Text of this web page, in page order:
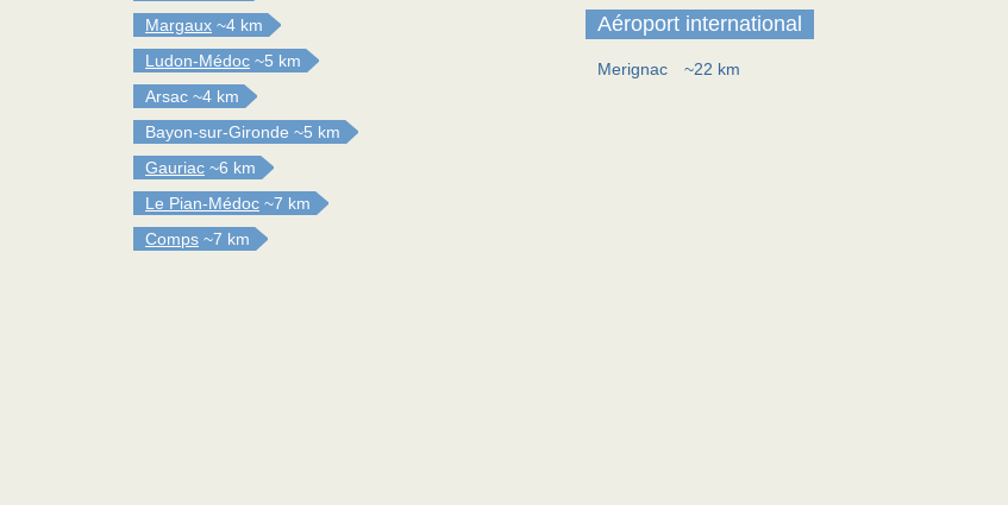
Margaux ~4 km
Ludon-Médoc ~5 km
Arsac ~4 km
Bayon-sur-Gironde ~5 km
Gauriac ~6 km
Le Pian-Médoc ~7 km
Comps ~7 km
Aéroport international
Merignac ~22 km